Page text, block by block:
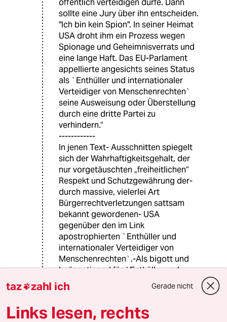
öffentlich verteidigen dürfe. Dann
sollte eine Jury über ihn entscheiden.
"Ich bin kein Spion". In seiner Heimat
USA droht ihm ein Prozess wegen
Spionage und Geheimnisverrats und
eine lange Haft. Das EU-Parlament
appellierte angesichts seines Status
als `Enthüller und internationaler
Verteidiger von Menschenrechten`
seine Ausweisung oder Überstellung
durch eine dritte Partei zu
verhindern.“
------------
In jenen Text- Ausschnitten spiegelt
sich der Wahrhaftigkeitsgehalt, der
nur vorgetäuschten „freiheitlichen“
Respekt und Schutzgewährung der-
durch massive, vielerlei Art
Bürgerrechtverletzungen sattsam
bekannt gewordenen- USA
gegenüber den im Link
apostrophierten `Enthüller und
internationaler Verteidiger von
Menschenrechten`.-Als bigott und
beängstigend für `Enthüller und
internationale Verteidiger von
Menschenrechten` wäre die Lage
freiheitlichen USA treffender zu
taz zahl ich Gerade nicht
Links lesen, rechts